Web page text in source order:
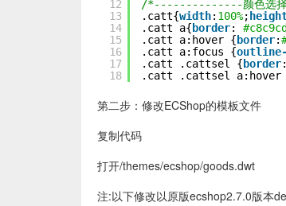
12
13
14
15
16
17
18
/*--------------颜色选
.catt{width: 100%;
.catt a{ border: #c8c9cd
.catt a:hover { border:
.catt a:focus {
.catt .cattsel { border:
.catt .cattsel a:hover
第二步：修改ECShop的模板文件
复制代码
打开/themes/ecshop/goods.dwt
注:以下修改以原版ecshop2.7.0版本